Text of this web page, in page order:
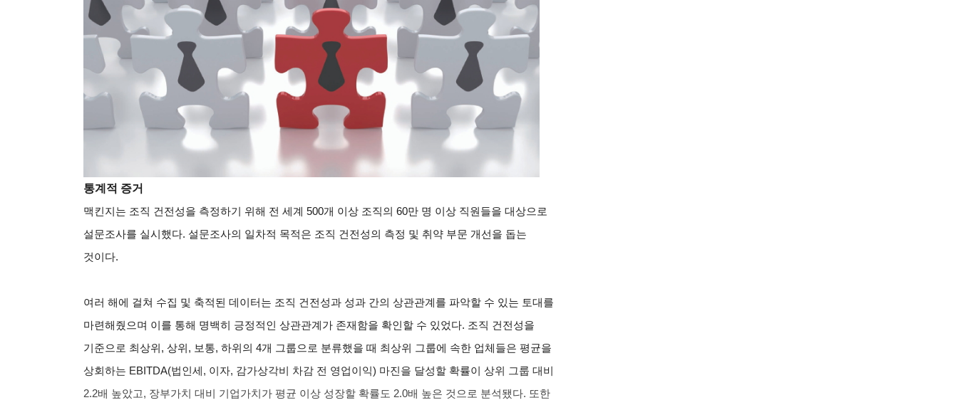
통계적 증거
맥킨지는 조직 건전성을 측정하기 위해 전 세계 500개 이상 조직의 60만 명 이상 직원들을 대상으로
설문조사를 실시했다. 설문조사의 일차적 목적은 조직 건전성의 측정 및 취약 부문 개선을 돕는
것이다.
여러 해에 걸쳐 수집 및 축적된 데이터는 조직 건전성과 성과 간의 상관관계를 파악할 수 있는 토대를
마련해줬으며 이를 통해 명백히 긍정적인 상관관계가 존재함을 확인할 수 있었다. 조직 건전성을
기준으로 최상위, 상위, 보통, 하위의 4개 그룹으로 분류했을 때 최상위 그룹에 속한 업체들은 평균을
상회하는 EBITDA(법인세, 이자, 감가상각비 차감 전 영업이익) 마진을 달성할 확률이 상위 그룹 대비
2.2배 높았고, 장부가치 대비 기업가치가 평균 이상 성장할 확률도 2.0배 높은 것으로 분석됐다. 또한